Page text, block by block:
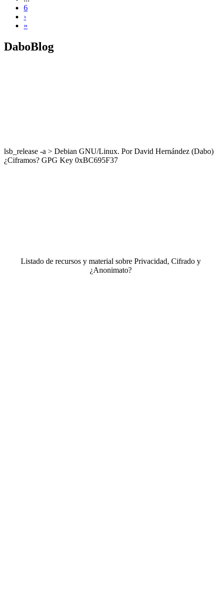
6
›
»
DaboBlog
lsb_release -a > Debian GNU/Linux. Por David Hernández (Dabo)
¿Ciframos? GPG Key 0xBC695F37
Listado de recursos y material sobre Privacidad, Cifrado y
¿Anonimato?